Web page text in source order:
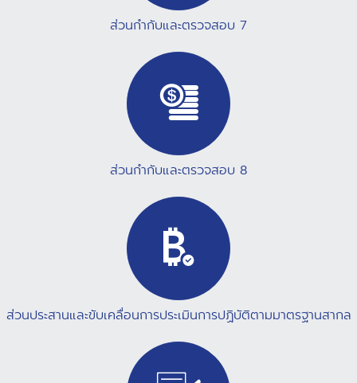
ส่วนกำกับและตรวจสอบ 7
ส่วนกำกับและตรวจสอบ 8
ส่วนประสานและขับเคลื่อนการประเมินการปฏิบัติตามมาตรฐานสากล